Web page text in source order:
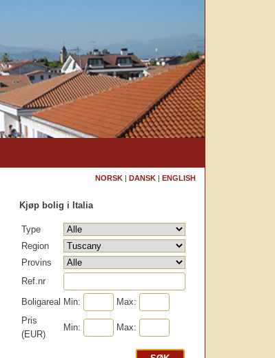
NORSK | DANSK | ENGLISH
Kjøp bolig i Italia
Type
Region
Provins
Ref.nr
Boligareal Min:
Max:
Pris
(EUR)
Min: Max: